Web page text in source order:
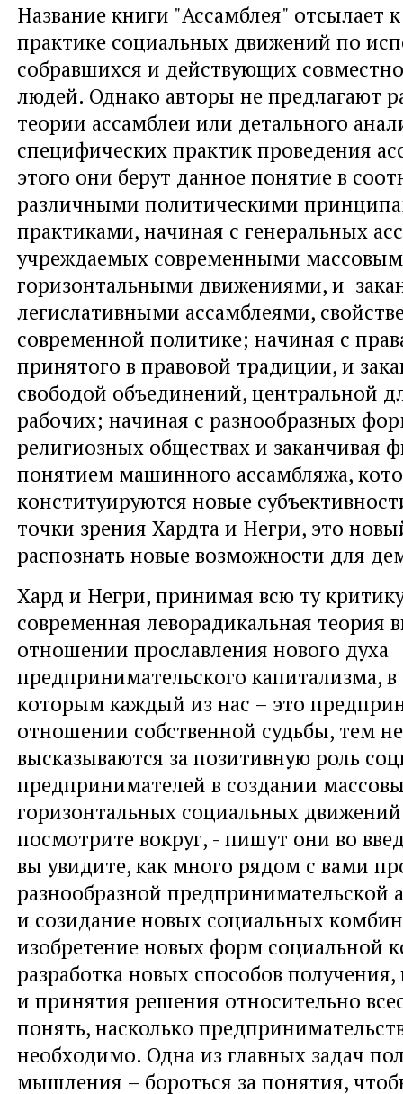
Название книги "Ассамблея" отсылает
практике социальных движений по
собравшихся и действующих
людей. Однако авторы не предлагают
теории ассамблеи или детального
специфических практик проведения
этого они берут данное понятие в
различными политическими
практиками, начиная с генеральных
учреждаемых современными
горизонтальными движениями, и
легислативными ассамблеями,
современной политике; начиная с
принятого в правовой традиции, и
свободой объединений, центральной
рабочих; начиная с разнообразных
религиозных обществах и заканчивая
понятием машинного ассамбляжа,
конституируются новые
точки зрения Хардта и Негри, это
распознать новые возможности для
Хард и Негри, принимая всю ту
современная леворадикальная теория
отношении прославления нового духа
предпринимательского капитализма, в
которым каждый из нас – это
отношении собственной судьбы, тем
высказываются за позитивную роль
предпринимателей в создании
горизонтальных социальных
посмотрите вокруг, - пишут они во
вы увидите, как много рядом с вами
разнообразной предпринимательской
и созидание новых социальных
изобретение новых форм социальной
разработка новых способов получения,
и принятия решения относительно
понять, насколько
необходимо. Одна из главных задач
мышления – бороться за понятия,